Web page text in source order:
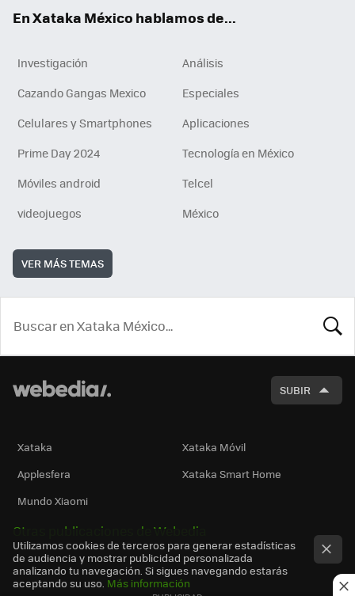
En Xataka México hablamos de...
Investigación
Análisis
Cazando Gangas Mexico
Especiales
Celulares y Smartphones
Aplicaciones
Prime Day 2024
Tecnología en México
Móviles android
Telcel
videojuegos
México
VER MÁS TEMAS
SUBIR
Xataka
Xataka Móvil
Applesfera
Xataka Smart Home
Mundo Xiaomi
Otras publicaciones de Webedia
Utilizamos cookies de terceros para generar estadísticas
de audiencia y mostrar publicidad personalizada
analizando tu navegación. Si sigues navegando estarás
aceptando su uso. Más información